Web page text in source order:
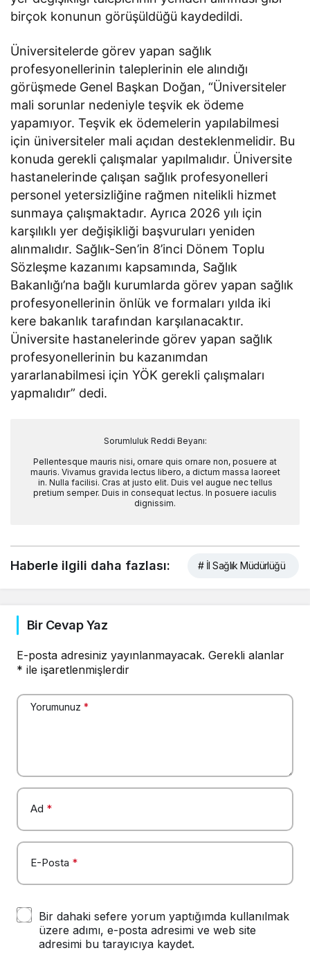
birçok konunun görüşüldüğü kaydedildi.
Üniversitelerde görev yapan sağlık
profesyonellerinin taleplerinin ele alındığı
görüşmede Genel Başkan Doğan, “Üniversiteler
mali sorunlar nedeniyle teşvik ek ödeme
yapamıyor. Teşvik ek ödemelerin yapılabilmesi
için üniversiteler mali açıdan desteklenmelidir. Bu
konuda gerekli çalışmalar yapılmalıdır. Üniversite
hastanelerinde çalışan sağlık profesyonelleri
personel yetersizliğine rağmen nitelikli hizmet
sunmaya çalışmaktadır. Ayrıca 2026 yılı için
karşılıklı yer değişikliği başvuruları yeniden
alınmalıdır. Sağlık-Sen’in 8’inci Dönem Toplu
Sözleşme kazanımı kapsamında, Sağlık
Bakanlığı’na bağlı kurumlarda görev yapan sağlık
profesyonellerinin önlük ve formaları yılda iki
kere bakanlık tarafından karşılanacaktır.
Üniversite hastanelerinde görev yapan sağlık
profesyonellerinin bu kazanımdan
yararlanabilmesi için YÖK gerekli çalışmaları
yapmalıdır” dedi.
Sorumluluk Reddi Beyanı:
Pellentesque mauris nisi, ornare quis ornare non, posuere at
mauris. Vivamus gravida lectus libero, a dictum massa laoreet
in. Nulla facilisi. Cras at justo elit. Duis vel augue nec tellus
pretium semper. Duis in consequat lectus. In posuere iaculis
dignissim.
Haberle ilgili daha fazlası: # İl Sağlık Müdürlüğü
Bir Cevap Yaz
E-posta adresiniz yayınlanmayacak. Gerekli alanlar
* ile işaretlenmişlerdir
Yorumunuz *
Ad *
E-Posta *
Bir dahaki sefere yorum yaptığımda kullanılmak
üzere adımı, e-posta adresimi ve web site
adresimi bu tarayıcıya kaydet.